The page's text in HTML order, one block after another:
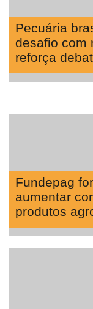
Pecuária
desafio com
reforça
Fundepag
aumentar
produtos